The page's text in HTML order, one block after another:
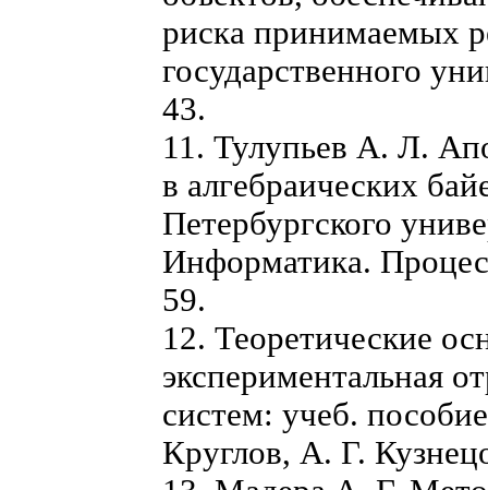
риска принимаемых
государственного
43.
11. Тулупьев А. Л.
в алгебраических
Петербургского
Информатика.
59.
12. Теоретические
экспериментальная
систем: учеб.
Круглов, А. Г.